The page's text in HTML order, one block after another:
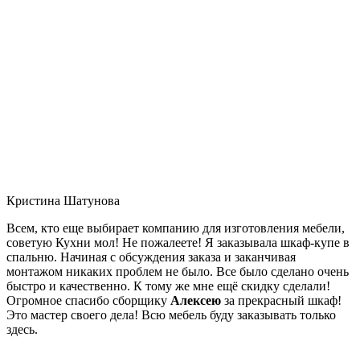
Кристина Шатунова
Всем, кто еще выбирает компанию для изготовления мебели,
советую Кухни мол! Не пожалеете! Я заказывала шкаф-купе в
спальню. Начиная с обсуждения заказа и заканчивая
монтажом никаких проблем не было. Все было сделано очень
быстро и качественно. К тому же мне ещё скидку сделали!
Огромное спасибо сборщику Алексею за прекрасный шкаф!
Это мастер своего дела! Всю мебель буду заказывать только
здесь.